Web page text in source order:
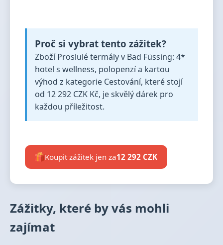
Proč si vybrat tento zážitek?
Zboží Proslulé termály v Bad Füssing: 4*
hotel s wellness, polopenzí a kartou
výhod z kategorie Cestování, které stojí
od 12 292 CZK Kč, je skvělý dárek pro
každou příležitost.
Koupit zážitek jen za12 292 CZK
Zážitky, které by vás mohli
zajímat